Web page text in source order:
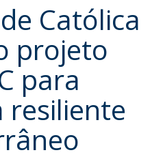
Católica
projeto
para
resiliente